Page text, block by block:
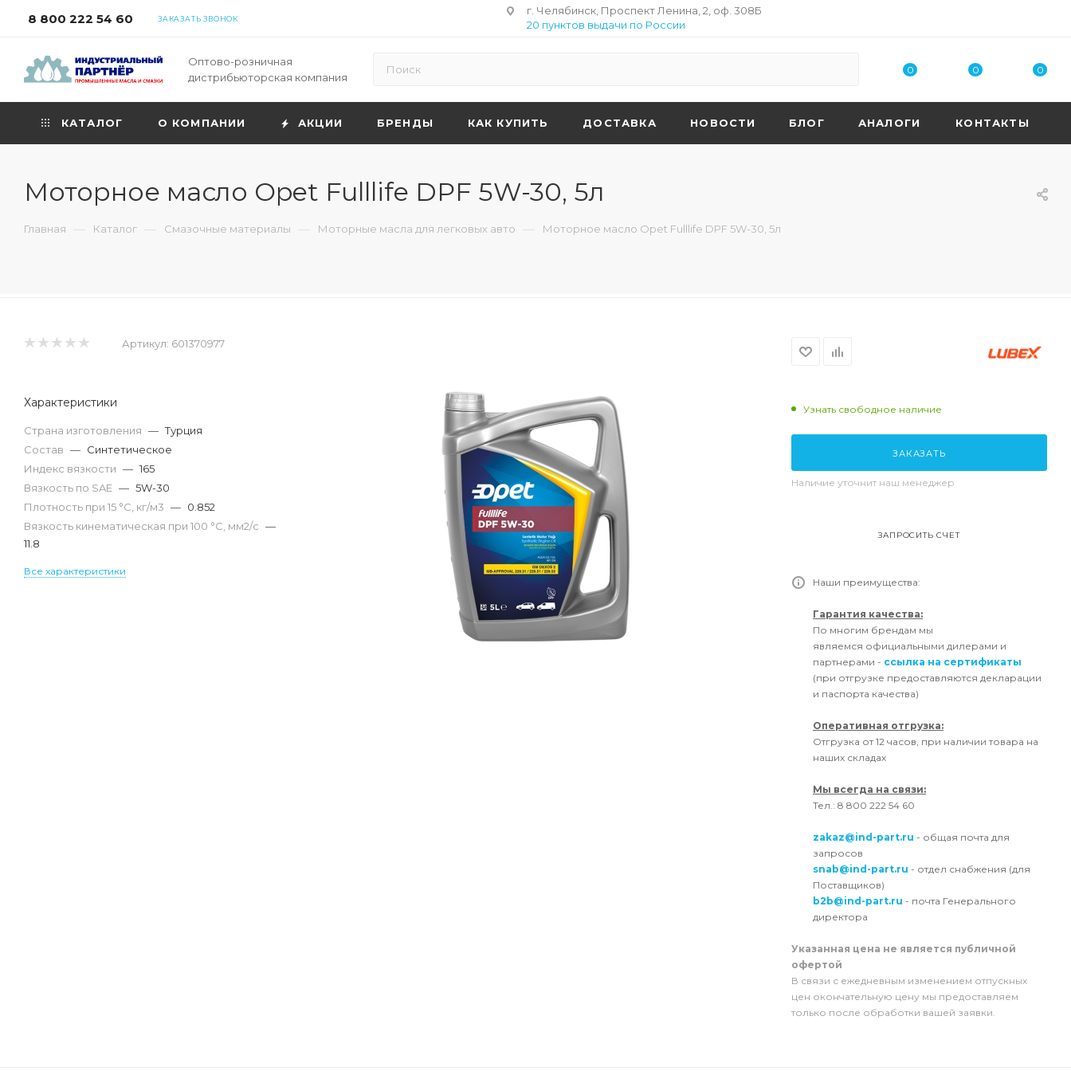
8 800 222 54 60 ЗАКАЗАТЬ ЗВОНОК
г. Челябинск, Проспект Ленина, 2, оф. 308Б
20 пунктов выдачи по России
Оптово-розничная
дистрибьюторская компания
0 0 0
КАТАЛОГ О КОМПАНИИ АКЦИИ БРЕНДЫ КАК КУПИТЬ ДОСТАВКА НОВОСТИ БЛОГ АНАЛОГИ КОНТАКТЫ
Моторное масло Opet Fulllife DPF 5W-30, 5л
Главная — Каталог — Смазочные материалы — Моторные масла для легковых авто — Моторное масло Opet Fulllife DPF 5W-30, 5л
Артикул: 601370977
Характеристики
Страна изготовления — Турция
Состав — Синтетическое
Индекс вязкости — 165
Вязкость по SAE — 5W-30
Плотность при 15 °С, кг/м3 — 0.852
Вязкость кинематическая при 100 °С, мм2/с —
11.8
Все характеристики
Узнать свободное наличие
ЗАКАЗАТЬ
Наличие уточнит наш менеджер
ЗАПРОСИТЬ СЧЕТ
Наши преимущества:
Гарантия качества:
По многим брендам мы
являемся официальными дилерами и
партнерами - ссылка на сертификаты
(при отгрузке предоставляются декларации
и паспорта качества)
Оперативная отгрузка:
Отгрузка от 12 часов, при наличии товара на
наших складах
Мы всегда на связи:
Тел.: 8 800 222 54 60
zakaz@ind-part.ru - общая почта для
запросов
snab@ind-part.ru - отдел снабжения (для
Поставщиков)
b2b@ind-part.ru - почта Генерального
директора
Указанная цена не является публичной
офертой
В связи с ежедневным изменением отпускных
цен окончательную цену мы предоставляем
только после обработки вашей заявки.